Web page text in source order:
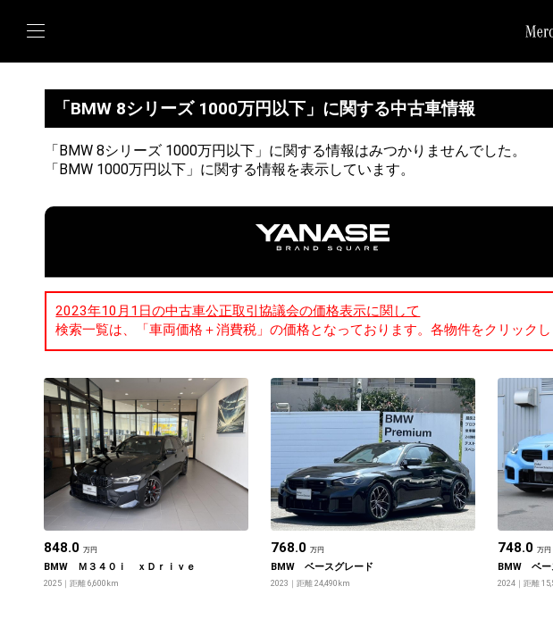
「BMW 8シリーズ 1000万円以下」に関する中古車情報
「BMW 8シリーズ 1000万円以下」に関する情報はみつかりませんでした。
「BMW 1000万円以下」に関する情報を表示しています。
2023年10月1日の中古車公正取引協議会の価格表示に関して
検索一覧は、「車両価格＋消費税」の価格となっております。各物件をクリック
848.0 万円
BMW Ｍ３４０ｉ ｘＤｒｉｖｅ
2025 距離 6,600km
768.0 万円
BMW ベースグレード
2023 距離 24,490km
748.0 万円
BMW ベー
2024 距離